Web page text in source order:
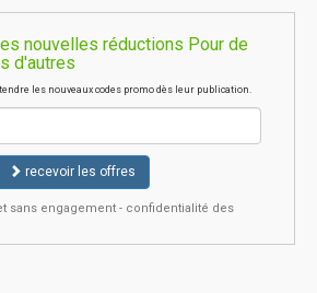
nouvelles réductions Pour de
d'autres
les nouveaux codes promo dès leur publication.
recevoir les offres
sans engagement - confidentialité des